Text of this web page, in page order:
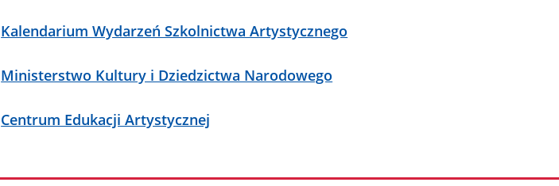
Kalendarium Wydarzeń Szkolnictwa Artystycznego
Ministerstwo Kultury i Dziedzictwa Narodowego
Centrum Edukacji Artystycznej